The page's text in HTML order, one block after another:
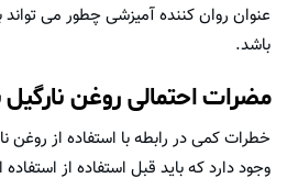
عنوان روان کننده آمیزشی چطور می
باشد.
مضرات احتمالی روغن
خطرات کمی در رابطه با استفاده از روغن
وجود دارد که باید قبل استفاده از